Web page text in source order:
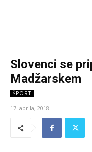
Slovenci se
Madžarskem
ŠPORT
17. aprila, 2018